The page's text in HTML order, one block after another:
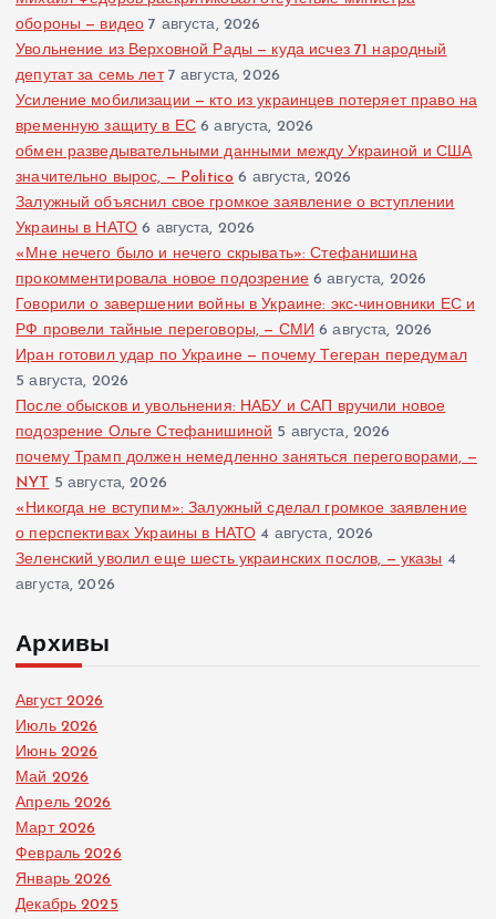
обороны — видео 7 августа, 2026
Увольнение из Верховной Рады — куда исчез 71 народный
депутат за семь лет 7 августа, 2026
Усиление мобилизации — кто из украинцев потеряет право на
временную защиту в ЕС 6 августа, 2026
обмен разведывательными данными между Украиной и США
значительно вырос, — Politico 6 августа, 2026
Залужный объяснил свое громкое заявление о вступлении
Украины в НАТО 6 августа, 2026
«Мне нечего было и нечего скрывать»: Стефанишина
прокомментировала новое подозрение 6 августа, 2026
Говорили о завершении войны в Украине: экс-чиновники ЕС и
РФ провели тайные переговоры, — СМИ 6 августа, 2026
Иран готовил удар по Украине — почему Тегеран передумал
5 августа, 2026
После обысков и увольнения: НАБУ и САП вручили новое
подозрение Ольге Стефанишиной 5 августа, 2026
почему Трамп должен немедленно заняться переговорами, —
NYT 5 августа, 2026
«Никогда не вступим»: Залужный сделал громкое заявление
о перспективах Украины в НАТО 4 августа, 2026
Зеленский уволил еще шесть украинских послов, — указы 4
августа, 2026
Архивы
Август 2026
Июль 2026
Июнь 2026
Май 2026
Апрель 2026
Март 2026
Февраль 2026
Январь 2026
Декабрь 2025